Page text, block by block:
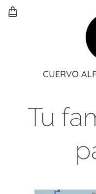
CUERVO
Tu